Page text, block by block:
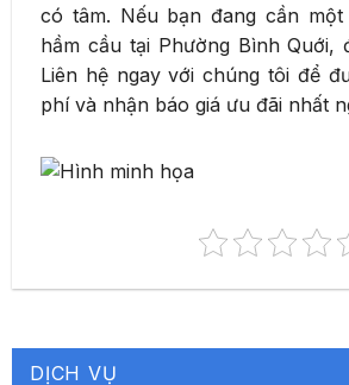
có tâm. Nếu bạn đang cần
hầm cầu tại Phường Bình Quới,
Liên hệ ngay với chúng tôi để
phí và nhận báo giá ưu đãi nhất
DỊCH VỤ